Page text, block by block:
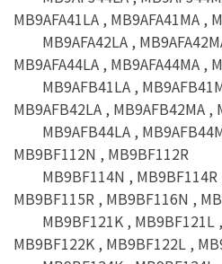
MB9AFA41LA , MB9AFA41MA ,
MB9AFA42LA ,
MB9AFA44LA , MB9AFA44MA ,
MB9AFB41LA ,
MB9AFB42LA , MB9AFB42MA ,
MB9AFB44LA ,
MB9BF112N , MB9BF112R
MB9BF114N , MB9BF114R
MB9BF115R , MB9BF116N ,
MB9BF121K , MB9BF121L ,
MB9BF122K , MB9BF122L ,